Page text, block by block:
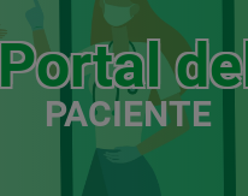
Portal del
PACIENTE